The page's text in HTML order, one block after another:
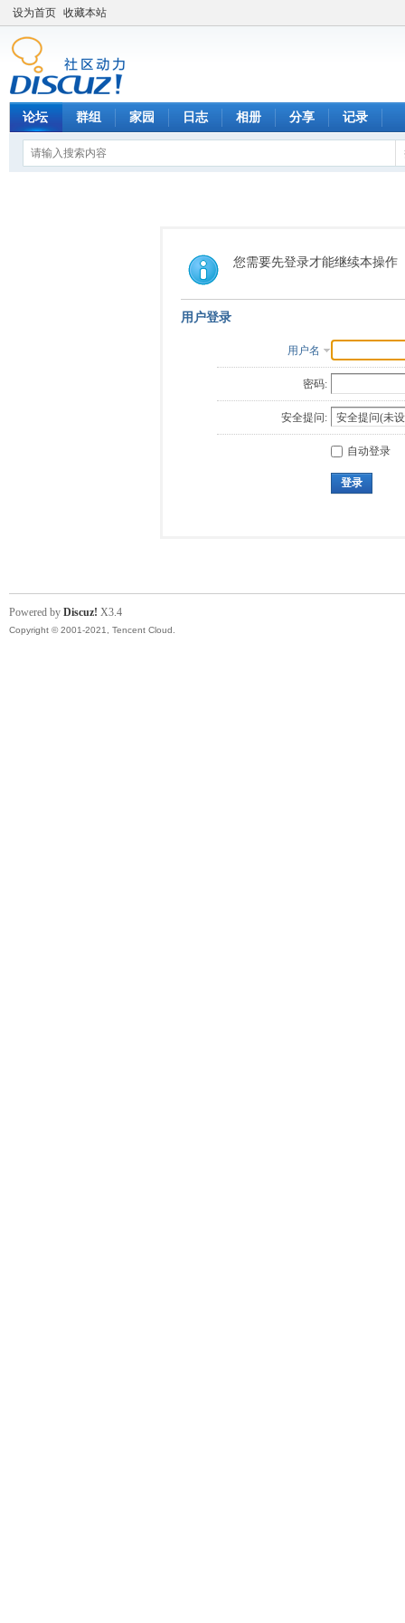
设为首页 收藏本站
论坛 群组 家园 日志 相册 分享 记录
您需要先登录才能继续本操作
用户登录
用户名
密码:
安全提问:
自动登录
登录
Powered by Discuz! X3.4
Copyright © 2001-2021, Tencent Cloud.